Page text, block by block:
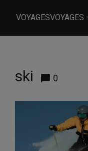
ski 0